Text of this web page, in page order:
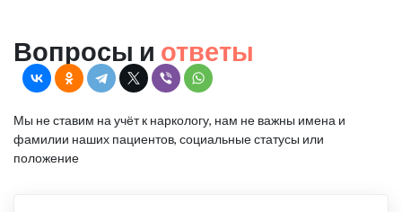
Вопросы и ответы
Мы не ставим на учёт к наркологу, нам не важны имена и
фамилии наших пациентов, социальные статусы или
положение